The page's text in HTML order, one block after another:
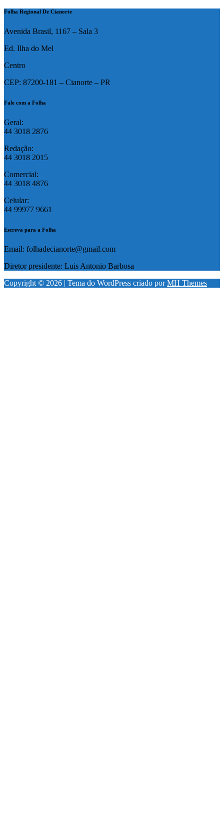
Folha Regional De Cianorte
Avenida Brasil, 1167 – Sala 3
Ed. Ilha do Mel
Centro
CEP: 87200-181 – Cianorte – PR
Fale com a Folha
Geral:
44 3018 2876
Redação:
44 3018 2015
Comercial:
44 3018 4876
Celular:
44 99977 9661
Escreva para a Folha
Email: folhadecianorte@gmail.com
Diretor presidente: Luis Antonio Barbosa
Copyright © 2026 | Tema do WordPress criado porMH Themes